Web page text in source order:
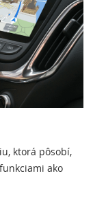
ktorá pôsobí,
ako